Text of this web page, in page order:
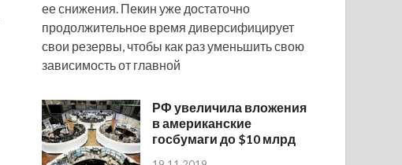
ее снижения. Пекин уже достаточно
продолжительное время диверсифицирует
свои резервы, чтобы как раз уменьшить свою
зависимость от главной
РФ увеличила вложения
в американские
госбумаги до $10 млрд